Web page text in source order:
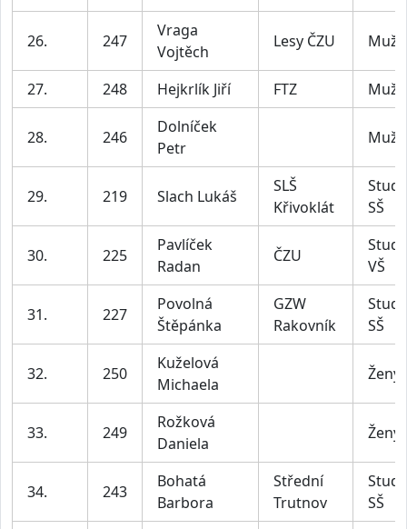
26. 247
Vraga
Vojtěch
Lesy ČZU Muži
27. 248 Hejkrlík Jiří FTZ Muži
28. 246
Dolníček
Petr
Muži
29. 219 Slach Lukáš
SLŠ
Křivoklát
SŠ
30. 225
Pavlíček
Radan
ČZU
VŠ
31. 227
Povolná
Štěpánka
GZW
Rakovník
SŠ
32. 250
Kuželová
Michaela
Ženy
33. 249
Rožková
Daniela
Ženy
34. 243
Bohatá
Barbora
Střední
Trutnov
SŠ